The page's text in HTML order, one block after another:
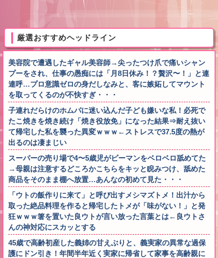
厳選おすすめヘッドライン
美容院で遭遇したギャル美容師→尖ったつけ爪で痛いシャン
プーをされ、仕事の愚痴には「月8日休み！？贅沢〜！」と連
連呼…プロ意識ゼロの身だしなみと、客に嫉妬してマウント
を取ってくるのが不快すぎ・・・
子連れだらけのホムパに迷い込んだ子ども嫌いな私！必死で
たこ焼きを焼き続け「焼き役放免」になった結果⇒耐え抜い
て帰宅した私を襲った異変ｗｗｗ←ストレスで37.5度の熱が
出るのは凄まじい
スーパーの売り場で4〜5歳児がピーマンをベロベロ舐めてた
→母親は注意するどころかこちらをキッと睨みつけ、舐めた
商品をそのまま棚へ放置…あんなの初めて見た・・・
「ウトの飯作りに来て」と呼び出すメシマズトメ！出汁から
取った絶品料理を作ると帰宅したトメが「味がない！」と発
狂ｗｗｗ箸を置いた良ウトが言い放った言葉とは←良ウトさ
んの神対応にスカッとする
45歳で高齢初産した義姉の甘えぶりと、義実家の異常な過保
護にドン引き！年間半年近く実家に帰省して家事を高齢親に